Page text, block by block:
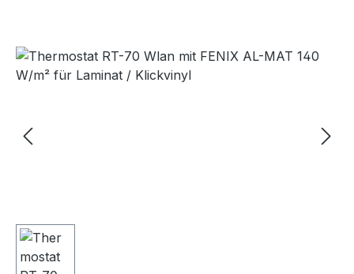
Bildergalerie überspringen